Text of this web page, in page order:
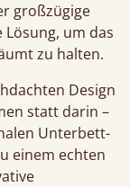
großzügige
um das
zu halten.
Design
statt darin –
Unterbett-
einem echten